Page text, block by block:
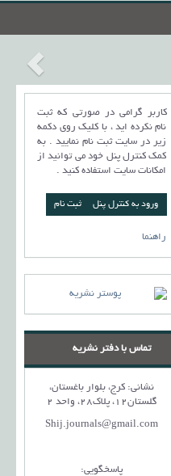
کاربر گرامی در صورتی که ثبت
نام نکرده اید ، با کلیک روی دکمه
زیر در سایت ثبت نام نمایید . به
کمک کنترل پنل خود می توانید از
امکانات سایت استفاده کنید .
ورود به کنترل پنل
راهنما
تماس با دفتر نشریه
نشانی: کرج، بلوار باغستان،
گلستان12، پلاک28، واحد 2
Shij.journals@gmail.com
پاسخگویی: